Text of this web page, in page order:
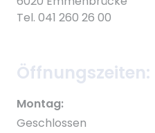
Tel. 041 260 26 00
Öffnungszeiten:
Montag:
Geschlossen